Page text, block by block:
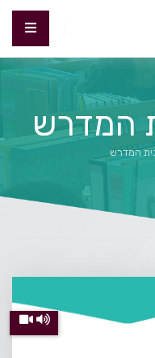
המדרש
המדרש